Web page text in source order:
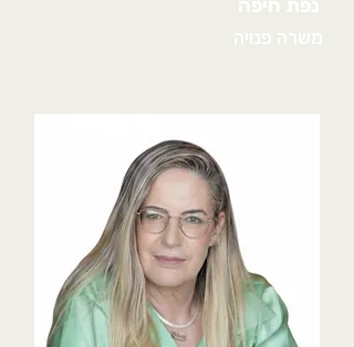
משרה פנויה